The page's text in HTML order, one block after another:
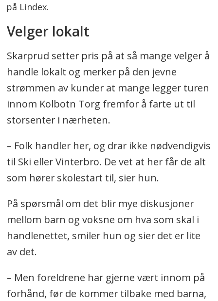
på Lindex.
Velger lokalt
Skarprud setter pris på at så mange velger å
handle lokalt og merker på den jevne
strømmen av kunder at mange legger turen
innom Kolbotn Torg fremfor å farte ut til
storsenter i nærheten.
– Folk handler her, og drar ikke nødvendigvis
til Ski eller Vinterbro. De vet at her får de alt
som hører skolestart til, sier hun.
På spørsmål om det blir mye diskusjoner
mellom barn og voksne om hva som skal i
handlenettet, smiler hun og sier det er lite
av det.
– Men foreldrene har gjerne vært innom på
forhånd, før de kommer tilbake med barna,